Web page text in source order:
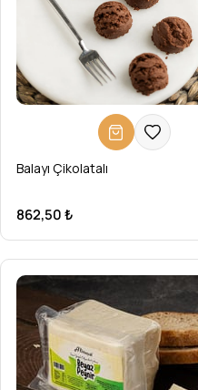
Balayı Çikolatalı
862,50 ₺